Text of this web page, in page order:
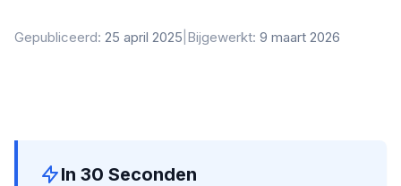
Gepubliceerd: 25 april 2025 Bijgewerkt: 9 maart 2026
In 30 Seconden